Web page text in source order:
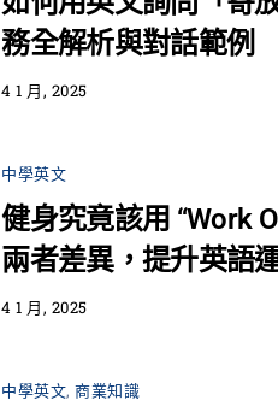
務全解析與對話範例
4 1 月, 2025
中學英文
健身究竟該用 “Work
兩者差異，提升英語
4 1 月, 2025
中學英文,商業知識